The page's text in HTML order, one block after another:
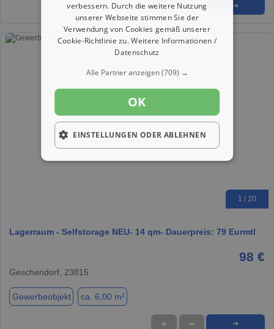
★ ➦ ➜
1 / 20
Lagerraum - Selfstorage NEU- 14 qm- Dauerpreis: 79 Eurmtl
98 €
Geschendorf, 23815
Gewerbeobjekt ca. 6,00 m²
★ ➦ ➜
verbessern. Durch die weitere Nutzung
unserer Webseite stimmen Sie der
Verwendung von Cookies gemäß unserer
Cookie-Richtlinie zu.Weitere Informationen /
Datenschutz
Alle Partner anzeigen(709) →
OK
EINSTELLUNGEN ODER ABLEHNEN